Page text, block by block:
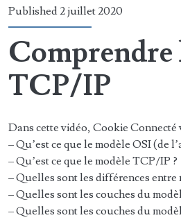
Published 2 juillet 2020
Comprendre
TCP/IP
Dans cette vidéo, Cookie
– Qu’est ce que le modèle OSI (de
– Qu’est ce que le modèle TCP/IP ?
– Quelles sont les différences
– Quelles sont les couches du
– Quelles sont les couches du